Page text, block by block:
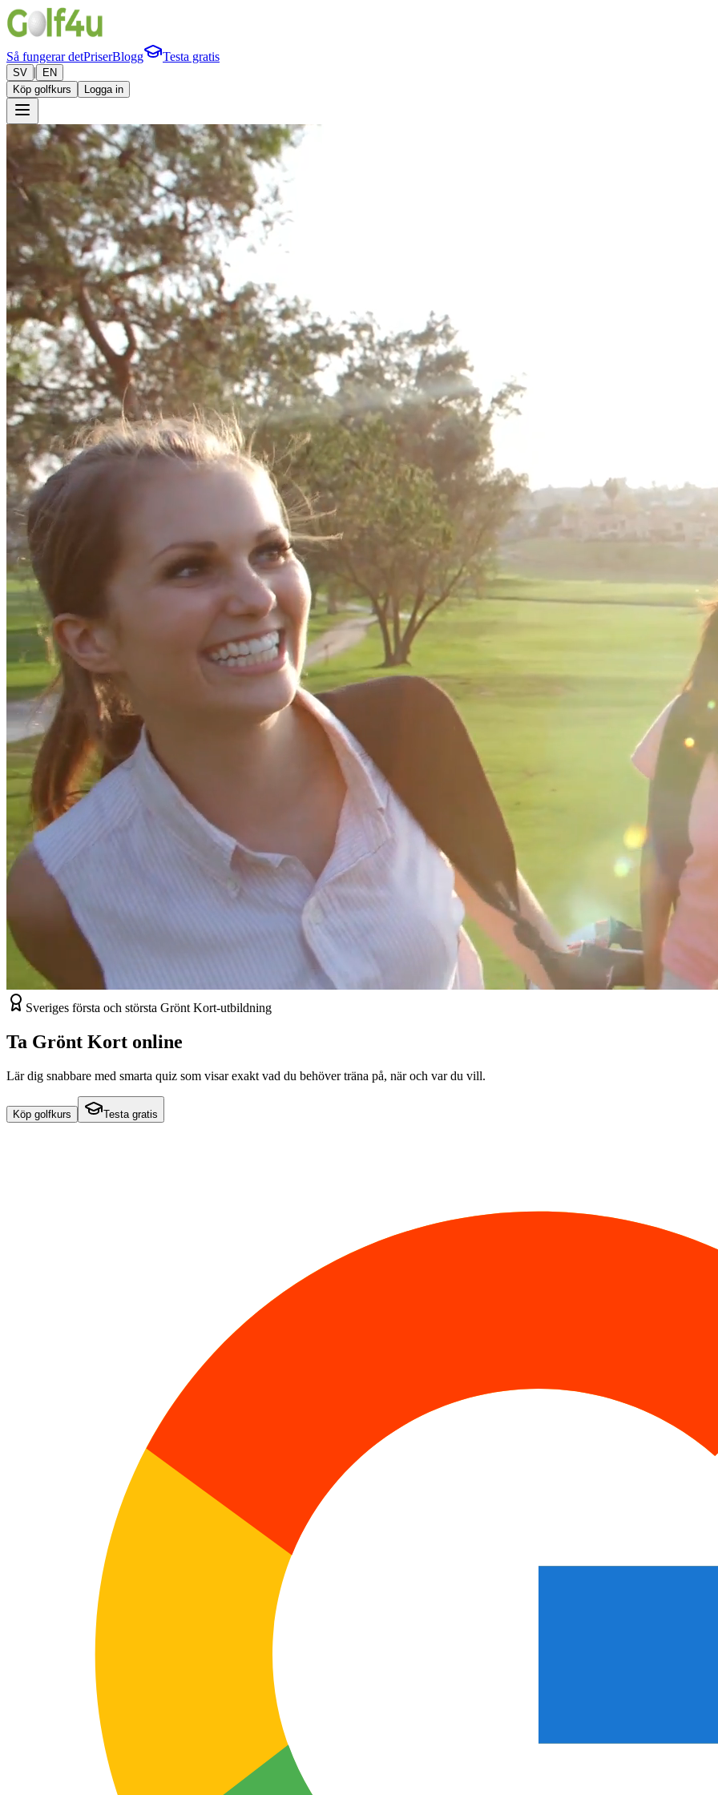
Så fungerar detPriserBlogg Testa gratis
SV |
EN
Köp golfkurs
Logga in
Sveriges första och största Grönt Kort-utbildning
Ta Grönt Kort online
Lär dig snabbare med smarta quiz som visar exakt vad du behöver träna på, när och var du vill.
Köp golfkurs Testa gratis